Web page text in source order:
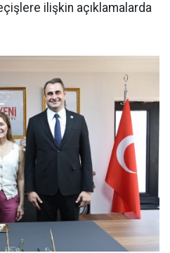
ilişkin açıklamalarda